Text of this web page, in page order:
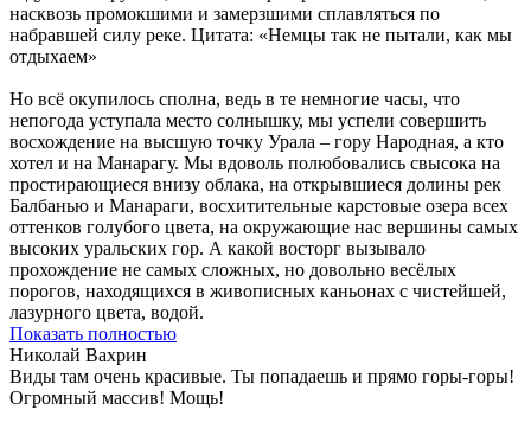
насквозь промокшими и замерзшими сплавляться по
набравшей силу реке. Цитата: «Немцы так не пытали, как мы
отдыхаем»
Но всё окупилось сполна, ведь в те немногие часы, что
непогода уступала место солнышку, мы успели совершить
восхождение на высшую точку Урала – гору Народная, а кто
хотел и на Манарагу. Мы вдоволь полюбовались свысока на
простирающиеся внизу облака, на открывшиеся долины рек
Балбанью и Манараги, восхитительные карстовые озера всех
оттенков голубого цвета, на окружающие нас вершины самых
высоких уральских гор. А какой восторг вызывало
прохождение не самых сложных, но довольно весёлых
порогов, находящихся в живописных каньонах с чистейшей,
лазурного цвета, водой.
Показать полностью
Николай Вахрин
Виды там очень красивые. Ты попадаешь и прямо горы-горы!
Огромный массив! Мощь!